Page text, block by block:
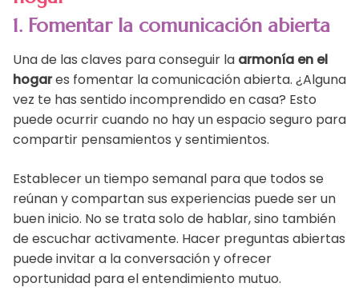
1. Fomentar la comunicación abierta
Una de las claves para conseguir la armonía en el
hogares fomentar la comunicación abierta. ¿Alguna
vez te has sentido incomprendido en casa? Esto
puede ocurrir cuando no hay un espacio seguro para
compartir pensamientos y sentimientos.
Establecer un tiempo semanal para que todos se
reúnan y compartan sus experiencias puede ser un
buen inicio. No se trata solo de hablar, sino también
de escuchar activamente. Hacer preguntas abiertas
puede invitar a la conversación y ofrecer
oportunidad para el entendimiento mutuo.